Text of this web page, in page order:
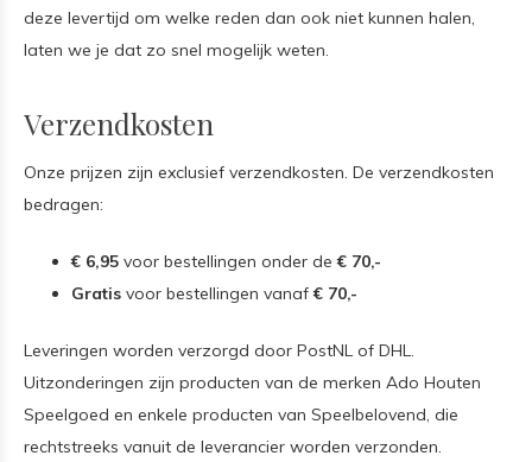
deze levertijd om welke reden dan ook niet kunnen halen,
laten we je dat zo snel mogelijk weten.
Verzendkosten
Onze prijzen zijn exclusief verzendkosten. De verzendkosten
bedragen:
€ 6,95 voor bestellingen onder de€ 70,-
Gratis voor bestellingen vanaf€ 70,-
Leveringen worden verzorgd door PostNL of DHL.
Uitzonderingen zijn producten van de merken Ado Houten
Speelgoed en enkele producten van Speelbelovend, die
rechtstreeks vanuit de leverancier worden verzonden.